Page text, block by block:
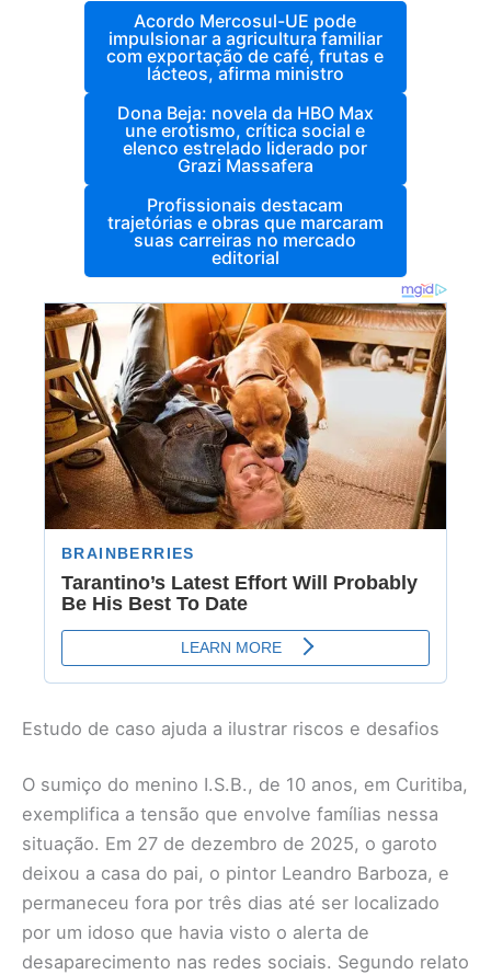
Acordo Mercosul-UE pode
impulsionar a agricultura familiar
com exportação de café, frutas e
lácteos, afirma ministro
Dona Beja: novela da HBO Max
une erotismo, crítica social e
elenco estrelado liderado por
Grazi Massafera
Profissionais destacam
trajetórias e obras que marcaram
suas carreiras no mercado
editorial
Estudo de caso ajuda a ilustrar riscos e desafios
O sumiço do menino I.S.B., de 10 anos, em Curitiba,
exemplifica a tensão que envolve famílias nessa
situação. Em 27 de dezembro de 2025, o garoto
deixou a casa do pai, o pintor Leandro Barboza, e
permaneceu fora por três dias até ser localizado
por um idoso que havia visto o alerta de
desaparecimento nas redes sociais. Segundo relato